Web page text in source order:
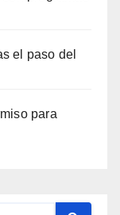
el paso del
para